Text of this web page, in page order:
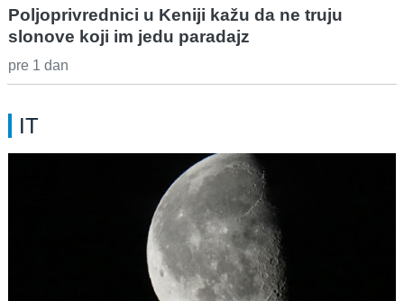
Poljoprivrednici u Keniji kažu da ne truju
slonove koji im jedu paradajz
pre 1 dan
IT